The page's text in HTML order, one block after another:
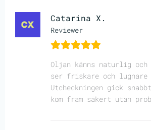
Catarina X.
Reviewer
Oljan känns naturlig och
ser friskare och lugnare
Utcheckningen gick
kom fram säkert utan